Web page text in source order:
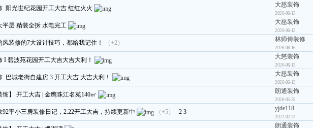
阳光世纪花园开工大吉 红红火火 大慈装饰
2026-06-13
平层 精装全拆 水电完工 大慈装饰
2026-06-13
风装修的7大设计技巧，都给我记住！ （+2） 林师傅装修
2026-06-16
I 碧波苑花园开工大吉大吉大利！ 大慈装饰
2026-06-13
巴城老街自建房 3 开工大吉 大吉大利！ 大慈装饰
2026-06-13
饰】 开工大吉 | 金鹰珠江名苑140㎡ 朗通装饰
2026-05-29
92平小三房装修日记，2.22开工大吉，持续更新中 （+5） 2 3 yjde118
2022-02-24
朗通装饰